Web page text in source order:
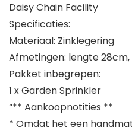
Daisy Chain Facility
Specificaties:
Materiaal: Zinklegering
Afmetingen: lengte 28cm,
Pakket inbegrepen:
1 x Garden Sprinkler
“** Aankoopnotities **
* Omdat het een